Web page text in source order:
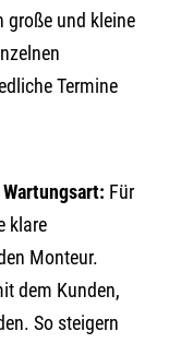
große und kleine
Termine
Für
klare
Monteur.
dem Kunden,
So steigern